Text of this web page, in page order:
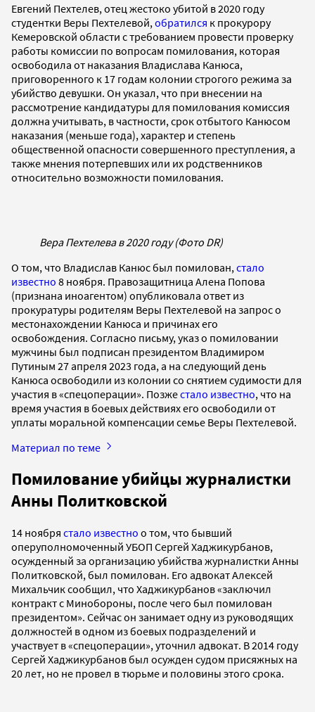
Евгений Пехтелев, отец жестоко убитой в 2020 году
студентки Веры Пехтелевой, обратился к прокурору
Кемеровской области с требованием провести проверку
работы комиссии по вопросам помилования, которая
освободила от наказания Владислава Канюса,
приговоренного к 17 годам колонии строгого режима за
убийство девушки. Он указал, что при внесении на
рассмотрение кандидатуры для помилования комиссия
должна учитывать, в частности, срок отбытого Канюсом
наказания (меньше года), характер и степень
общественной опасности совершенного преступления, а
также мнения потерпевших или их родственников
относительно возможности помилования.
Вера Пехтелева в 2020 году (Фото DR)
О том, что Владислав Канюс был помилован, стало
известно 8 ноября. Правозащитница Алена Попова
(признана иноагентом) опубликовала ответ из
прокуратуры родителям Веры Пехтелевой на запрос о
местонахождении Канюса и причинах его
освобождения. Согласно письму, указ о помиловании
мужчины был подписан президентом Владимиром
Путиным 27 апреля 2023 года, а на следующий день
Канюса освободили из колонии со снятием судимости для
участия в «спецоперации». Позжестало известно, что на
время участия в боевых действиях его освободили от
уплаты моральной компенсации семье Веры Пехтелевой.
Материал по теме
Помилование убийцы журналистки
Анны Политковской
14 ноября стало известно о том, что бывший
оперуполномоченный УБОП Сергей Хаджикурбанов,
осужденный за организацию убийства журналистки Анны
Политковской, был помилован. Его адвокат Алексей
Михальчик сообщил, что Хаджикурбанов «заключил
контракт с Минобороны, после чего был помилован
президентом». Сейчас он занимает одну из руководящих
должностей в одном из боевых подразделений и
участвует в «спецоперации», уточнил адвокат. В 2014 году
Сергей Хаджикурбанов был осужден судом присяжных на
20 лет, но не провел в тюрьме и половины этого срока.